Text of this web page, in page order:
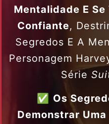
Mentalidade E
Confiante,
Segredos E A
Personagem
Série
✅ Os
Demonstrar